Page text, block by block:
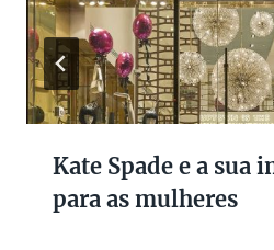
Kate Spade e a sua
para as mulheres